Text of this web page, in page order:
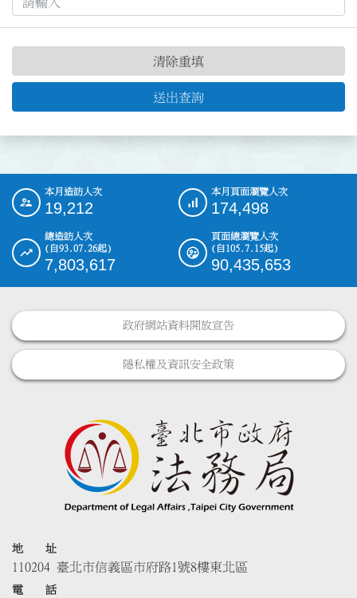
送出查詢
清除重填
::: 本月造訪人次
19,212
本月頁面瀏覽人次
174,498
總造訪人次
(自93.07.26起)
7,803,617
頁面總瀏覽人次
(自105.7.15起)
90,435,653
政府網站資料開放宣告
隱私權及資訊安全政策
地 址
110204 臺北市信義區市府路1號8樓東北區
電 話